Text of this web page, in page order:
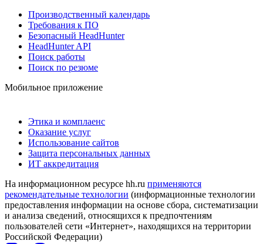
Производственный календарь
Требования к ПО
Безопасный HeadHunter
HeadHunter API
Поиск работы
Поиск по резюме
Мобильное приложение
Этика и комплаенс
Оказание услуг
Использование сайтов
Защита персональных данных
ИТ аккредитация
На информационном ресурсе hh.ru применяются
рекомендательные технологии (информационные технологии
предоставления информации на основе сбора, систематизации
и анализа сведений, относящихся к предпочтениям
пользователей сети «Интернет», находящихся на территории
Российской Федерации)